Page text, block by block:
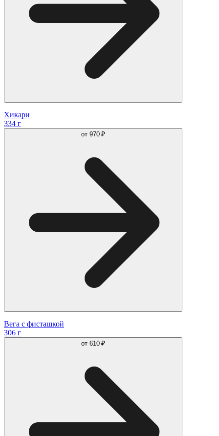
Хикари
334 г
от 970 ₽
Вега с фисташкой
306 г
от 610 ₽